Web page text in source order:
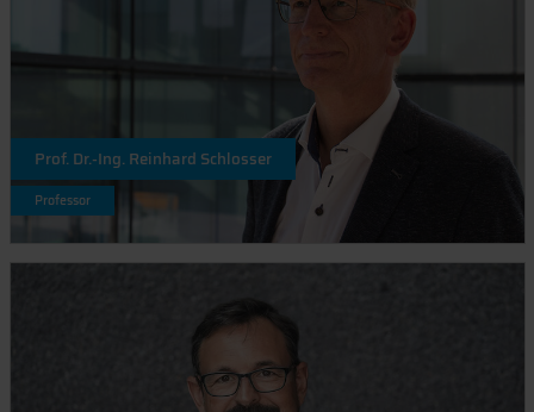
Prof. Dr.-Ing. Reinhard Schlosser
Professor